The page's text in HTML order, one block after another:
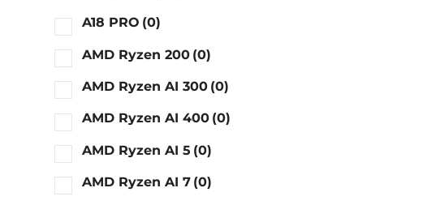
A18 PRO (0)
AMD Ryzen 200 (0)
AMD Ryzen AI 300 (0)
AMD Ryzen AI 400 (0)
AMD Ryzen AI 5 (0)
AMD Ryzen AI 7 (0)